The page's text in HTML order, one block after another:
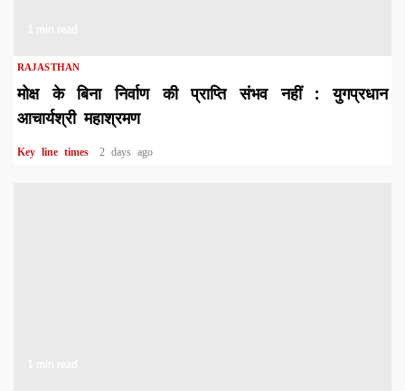
RAJASTHAN
मोक्ष के बिना निर्वाण की प्राप्ति संभव नहीं : युगप्रधान
आचार्यश्री महाश्रमण
Key line times 2 days ago